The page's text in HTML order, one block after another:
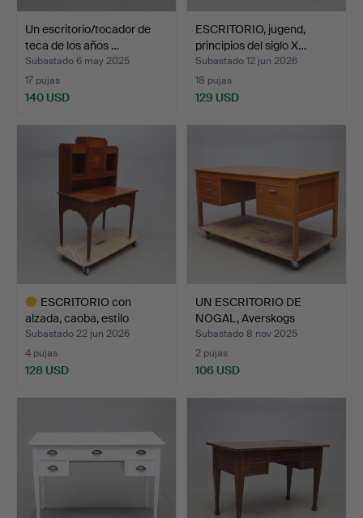
Un escritorio/tocador de
teca de los años …
Subastado 6 may 2025
17 pujas
140 USD
ESCRITORIO, jugend,
principios del siglo X…
Subastado 12 jun 2026
18 pujas
129 USD
ESCRITORIO con
alzada, caoba, estilo
moder…
Subastado 22 jun 2026
4 pujas
128 USD
UN ESCRITORIO DE
NOGAL, Averskogs
Möbelfab…
Subastado 8 nov 2025
2 pujas
106 USD